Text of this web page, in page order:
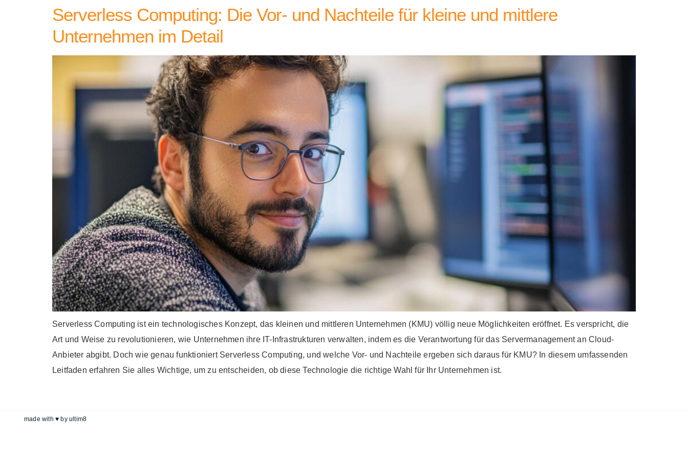
Serverless Computing: Die Vor- und Nachteile für kleine und mittlere
Unternehmen im Detail
Serverless Computing ist ein technologisches Konzept, das kleinen und mittleren Unternehmen (KMU) völlig neue Möglichkeiten eröffnet. Es verspricht, die
Art und Weise zu revolutionieren, wie Unternehmen ihre IT-Infrastrukturen verwalten, indem es die Verantwortung für das Servermanagement an Cloud-
Anbieter abgibt. Doch wie genau funktioniert Serverless Computing, und welche Vor- und Nachteile ergeben sich daraus für KMU? In diesem umfassenden
Leitfaden erfahren Sie alles Wichtige, um zu entscheiden, ob diese Technologie die richtige Wahl für Ihr Unternehmen ist.
made with ♥ by ultim8